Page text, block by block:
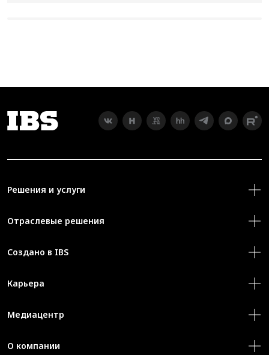
Решения и услуги
Отраслевые решения
Создано в IBS
Карьера
Медиацентр
О компании